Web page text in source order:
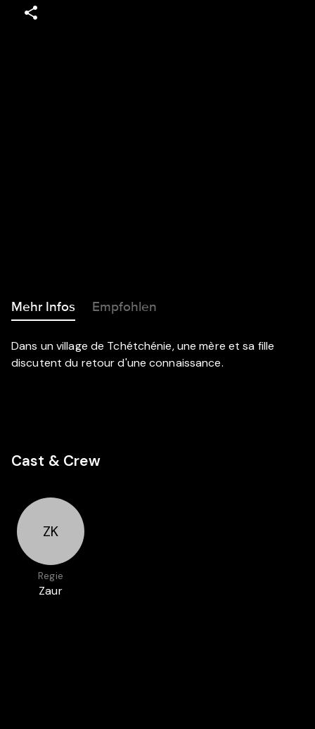
Mehr Infos Empfohlen
Dans un village de Tchétchénie, une mère et sa fille
discutent du retour d'une connaissance.
Cast & Crew
ZK
Regie
Zaur